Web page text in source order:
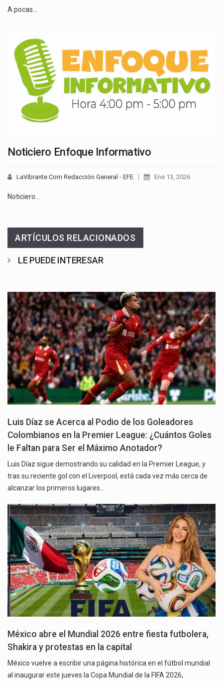
A pocas…
Noticiero Enfoque Informativo
LaVibrante.Com Redacción General - EFE Ene 13, 2026
Noticiero…
ARTÍCULOS RELACIONADOS
LE PUEDE INTERESAR
Luis Díaz se Acerca al Podio de los Goleadores
Colombianos en la Premier League: ¿Cuántos Goles
le Faltan para Ser el Máximo Anotador?
Luis Díaz sigue demostrando su calidad en la Premier League, y
tras su reciente gol con el Liverpool, está cada vez más cerca de
alcanzar los primeros lugares…
México abre el Mundial 2026 entre fiesta futbolera,
Shakira y protestas en la capital
México vuelve a escribir una página histórica en el fútbol mundial
al inaugurar este jueves la Copa Mundial de la FIFA 2026,